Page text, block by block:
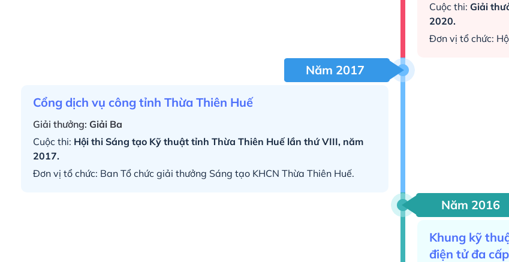
Cuộc thi: Giải
2020.
Đơn vị tổ chức:
Năm 2017
Cổng dịch vụ công tỉnh Thừa Thiên Huế
Giải thưởng: Giải Ba
Cuộc thi: Hội thi Sáng tạo Kỹ thuật tỉnh Thừa Thiên Huế lần thứ VIII, năm
2017.
Đơn vị tổ chức: Ban Tổ chức giải thưởng Sáng tạo KHCN Thừa Thiên Huế.
Năm 2016
Khung kỹ
điện tử đa